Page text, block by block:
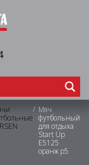
/ Мяч
футбольный
для отдыха
Start Up
E5125
оранж р5